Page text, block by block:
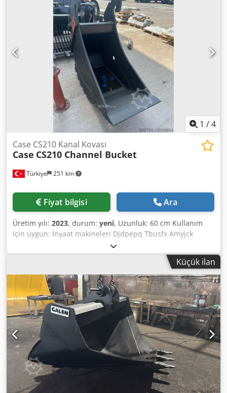
1 /4
Türkiye 251 km
Case CS210 Kanal Kovası
Case CS210 Channel Bucket
Fiyat bilgisi Ara
Üretim yılı: 2023, durum: yeni, Uzunluk: 60 cm Kullanım
için uygun: İnşaat makineleri Djdpepq Tbusfx Amyjck
Yükleme alanı kapasitesi: 500 l Garanti: 6 ay
Küçük ilan